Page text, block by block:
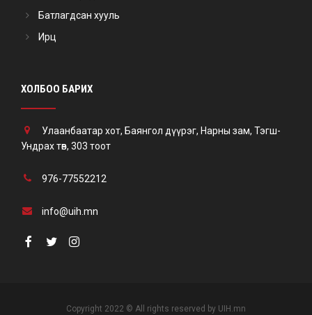
Батлагдсан хууль
Ирц
ХОЛБОО БАРИХ
Улаанбаатар хот, Баянгол дүүрэг, Нарны зам, Тэгш-
Ундрах төв, 303 тоот
976-77552212
info@uih.mn
Copyright 2022 © All rights reserved by UIH.mn